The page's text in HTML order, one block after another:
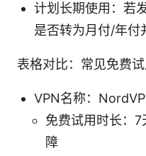
计划长期使用：若
是否转为月付/年付
表格对比：常见免费
VPN名称：
免费试用时长：
障